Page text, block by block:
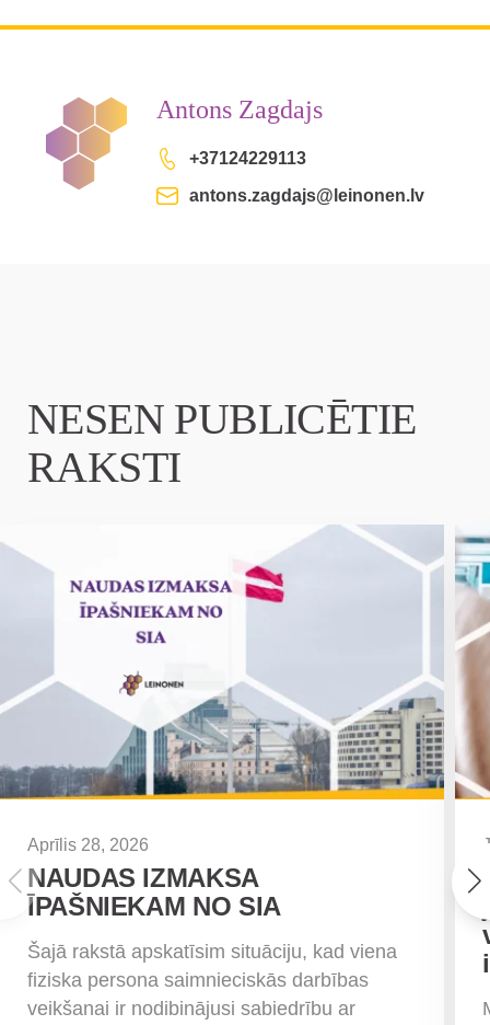
Antons Zagdajs
+37124229113
antons.zagdajs@leinonen.lv
NESEN PUBLICĒTIE
RAKSTI
Aprīlis 28, 2026
NAUDAS IZMAKSA
ĪPAŠNIEKAM NO SIA
Šajā rakstā apskatīsim situāciju, kad viena
fiziska persona saimnieciskās darbības
veikšanai ir nodibinājusi sabiedrību ar